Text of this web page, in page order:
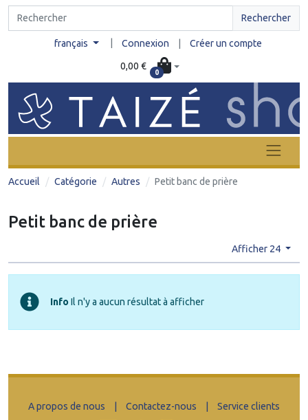
Rechercher
français Connexion Créer un compte
0,00 €
0
Accueil Catégorie Autres Petit banc de prière
Petit banc de prière
Afficher 24
InfoIl n'y a aucun résultat à afficher
A propos de nous Contactez-nous Service clients